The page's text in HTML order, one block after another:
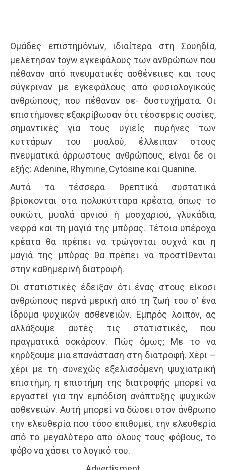
Ομάδες επιστημόνων, ιδιαίτερα στη Σουηδία,
μελέτησαν toyw εγκεφάλους των ανθρώπων που
πέθαναν από πνευματικές ασθένειιες και τους
σύγκριναν με εγκεφάλους από φυσιολογικούς
ανθρώπους, που πέθαναν σε- δυστυχήματα. Οι
επιστήμονες εξακρίβωσαν ότι τέσσερεις ουσίες,
σημαντικές για τους υγιείς πυρήνες των
κυττάρων του μυαλού, έλλειπαν στους
πνευματικά άρρωστους ανθρώπους, είναι δε οι
εξής: Adenine, Rhymine, Cytosine και Quanine.
Αυτά τα τέσσερα θρεπτικά συστατικά
βρίσκονται στα πολυκύτταρα κρέατα, όπως το
συκώτι, μυαλά αρνιού ή μοσχαριού, γλυκάδια,
νεφρά και τη μαγιά της μπύρας. Τέτοια υπέροχα
κρέατα θα πρέπει να τρώγονται συχνά και η
μαγιά της μπύρας θα πρέπει να προστίθενται
στην καθημερινή διατροφή.
Οι στατιστικές έδειξαν ότι ένας στους είκοσι
ανθρώπους περνά μερική από τη ζωή του σ’ ένα
ίδρυμα ψυχικών ασθενειών. Εμπρός λοιπόν, ας
αλλάξουμε αυτές τις στατιστικές, που
πραγματικά σοκάρουν. Πώς όμως; Με το να
κηρύξουμε μια επανάσταση στη διατροφή. Χέρι –
χέρι με τη συνεχώς εξελισσόμενη ψυχιατρική
επιστήμη, η επιστήμη της διατροφής μπορεί να
εργαστεί για την εμπόδιση ανάπτυξης ψυχικών
ασθενειών. Αυτή μπορεί να δώσει στον άνθρωπο
την ελευθερία που τόσο επιθυμεί, την ελευθερία
από το μεγαλύτερο από όλους τους φόβους, το
φόβο να χάσει το λογικό του.